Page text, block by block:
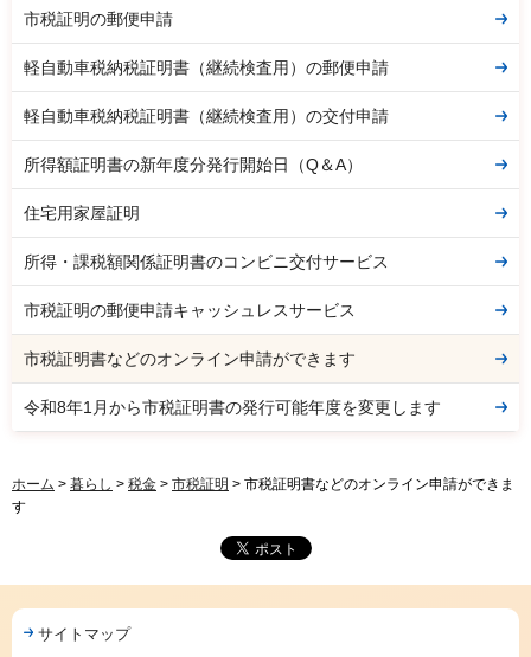
市税証明の郵便申請
軽自動車税納税証明書（継続検査用）の郵便申請
軽自動車税納税証明書（継続検査用）の交付申請
所得額証明書の新年度分発行開始日（Q＆A）
住宅用家屋証明
所得・課税額関係証明書のコンビニ交付サービス
市税証明の郵便申請キャッシュレスサービス
市税証明書などのオンライン申請ができます
令和8年1月から市税証明書の発行可能年度を変更します
ホーム > 暮らし > 税金 > 市税証明 > 市税証明書などのオンライン申請ができま
す
サイトマップ